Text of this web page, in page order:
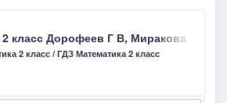
класс Дорофеев Г В, Миракова Т Н
2 класс / ГДЗ Математика 2 класс